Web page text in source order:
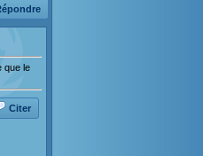
que le
Citer